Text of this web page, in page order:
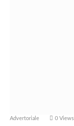
Advertoriale 0 Views